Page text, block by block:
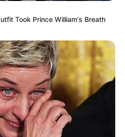
undKolossos-CC BY-SA
(in Augsburg ein Feiertag):
von Chemnitz im
anderen Anlagen dieser Art
sehr viel zu sehen.
Took Prince William's Breath